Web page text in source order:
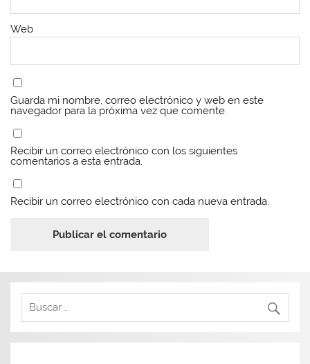
Web
Guarda mi nombre, correo electrónico y web en este
navegador para la próxima vez que comente.
Recibir un correo electrónico con los siguientes
comentarios a esta entrada.
Recibir un correo electrónico con cada nueva entrada.